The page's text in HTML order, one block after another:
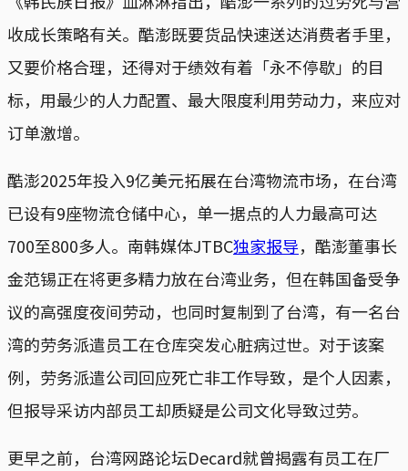
收成长策略有关。酷澎既要货品快速送达消费者手里，
又要价格合理，还得对于绩效有着「永不停歇」的目
标，用最少的人力配置、最大限度利用劳动力，来应对
订单激增。
酷澎2025年投入9亿美元拓展在台湾物流市场，在台湾
已设有9座物流仓储中心，单一据点的人力最高可达
700至800多人。南韩媒体JTBC独家报导，酷澎董事长
金范锡正在将更多精力放在台湾业务，但在韩国备受争
议的高强度夜间劳动，也同时复制到了台湾，有一名台
湾的劳务派遣员工在仓库突发心脏病过世。对于该案
例，劳务派遣公司回应死亡非工作导致，是个人因素，
但报导采访内部员工却质疑是公司文化导致过劳。
更早之前，台湾网路论坛Decard就曾揭露有员工在厂